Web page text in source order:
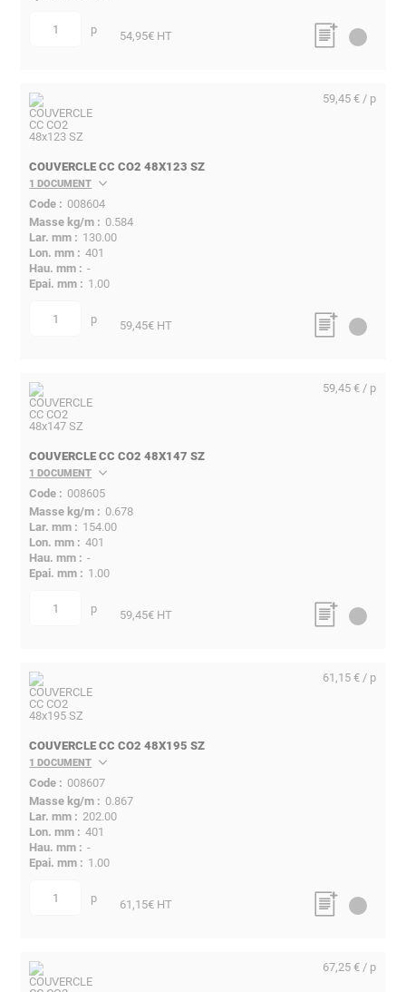
quantité p 54,95€ HT
COUVERCLE CC CO2 48X123 SZ
1 DOCUMENT
008604
0.584
130.00
401
-
1.00
quantité p
59,45 € / p
59,45€ HT
COUVERCLE CC CO2 48X147 SZ
1 DOCUMENT
008605
0.678
154.00
401
-
1.00
quantité p
59,45 € / p
59,45€ HT
COUVERCLE CC CO2 48X195 SZ
1 DOCUMENT
008607
0.867
202.00
401
-
1.00
quantité p
61,15 € / p
61,15€ HT
67,25 € / p